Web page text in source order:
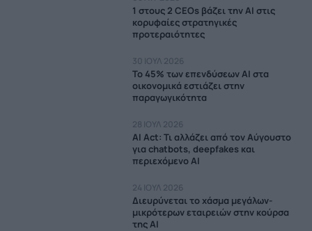
1 στους 2 CEOs βάζει την ΑΙ στις
κορυφαίες στρατηγικές
προτεραιότητες
30 ΙΟΥΛ 2026
Το 45% των επενδύσεων AI στα
οικονομικά εστιάζει στην
παραγωγικότητα
28 ΙΟΥΛ 2026
AI Act: Τι αλλάζει από τον Αύγουστο
για chatbots, deepfakes και
περιεχόμενο AI
24 ΙΟΥΛ 2026
Διευρύνεται το χάσμα μεγάλων-
μικρότερων εταιρειών στην κούρσα
της AI